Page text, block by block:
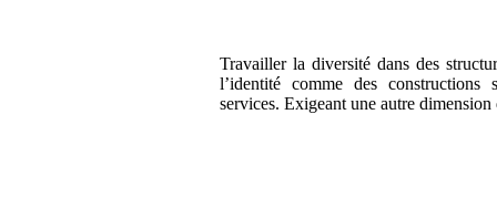
Travailler la diversité dans des
l’identité comme des constructions
services. Exigeant une autre